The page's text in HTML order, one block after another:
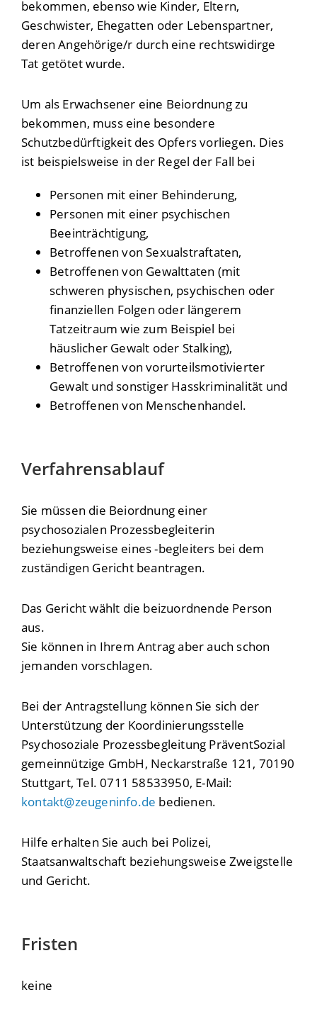
bekommen, ebenso wie Kinder, Eltern,
Geschwister, Ehegatten oder Lebenspartner,
deren Angehörige/r durch eine rechtswidirge
Tat getötet wurde.
Um als Erwachsener eine Beiordnung zu
bekommen, muss eine besondere
Schutzbedürftigkeit des Opfers vorliegen. Dies
ist beispielsweise in der Regel der Fall bei
Personen mit einer Behinderung,
Personen mit einer psychischen
Beeinträchtigung,
Betroffenen von Sexualstraftaten,
Betroffenen von Gewalttaten (mit
schweren physischen, psychischen oder
finanziellen Folgen oder längerem
Tatzeitraum wie zum Beispiel bei
häuslicher Gewalt oder Stalking),
Betroffenen von vorurteilsmotivierter
Gewalt und sonstiger Hasskriminalität und
Betroffenen von Menschenhandel.
Verfahrensablauf
Sie müssen die Beiordnung einer
psychosozialen Prozessbegleiterin
beziehungsweise eines -begleiters bei dem
zuständigen Gericht beantragen.
Das Gericht wählt die beizuordnende Person
aus.
Sie können in Ihrem Antrag aber auch schon
jemanden vorschlagen.
Bei der Antragstellung können Sie sich der
Unterstützung der Koordinierungsstelle
Psychosoziale Prozessbegleitung PräventSozial
gemeinnützige GmbH, Neckarstraße 121, 70190
Stuttgart, Tel. 0711 58533950, E-Mail:
kontakt@zeugeninfo.de bedienen.
Hilfe erhalten Sie auch bei Polizei,
Staatsanwaltschaft beziehungsweise Zweigstelle
und Gericht.
Fristen
keine